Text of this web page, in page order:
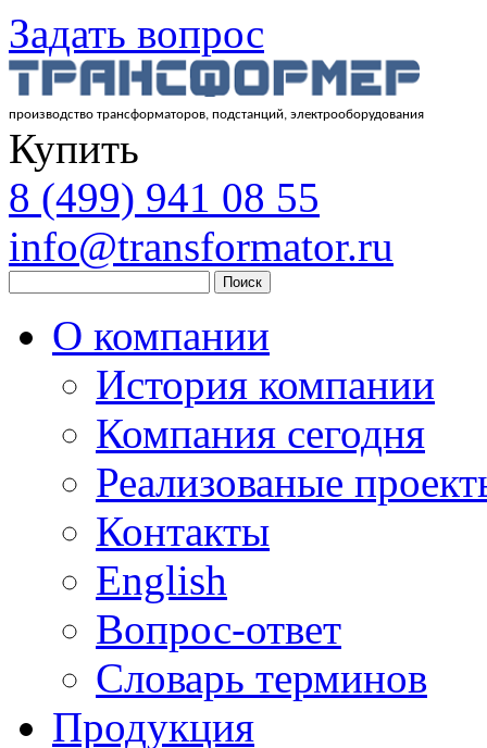
Задать вопрос
производство трансформаторов, подстанций, электрооборудования
Купить
8 (499) 941 08 55
info@transformator.ru
Поиск
О компании
История компании
Компания сегодня
Реализованые
Контакты
English
Вопрос-ответ
Словарь терминов
Продукция